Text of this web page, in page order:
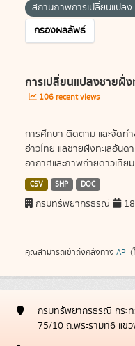
สถานภาพการเปลี่ยนแปลง
กรองผลลัพธ์
การเปลี่ยนแปลงชายฝั่ง
106 recent views
การศึกษา ติดตาม และจัดทำ
อ่าวไทย แลชายฝั่งทะเลอัน
อากาศและภาพถ่ายดาวเทีย
CSV SHP DOC
กรมทรัพยากรธรณี 18
คุณสามารถเข้าถึงคลังทาง API (
กรมทรัพยากรธรณี กระ
75/10 ถ.พระรามที่6 แข